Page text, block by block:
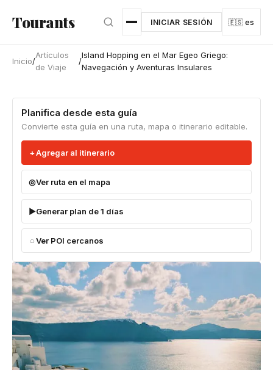
Tourants INICIAR SESIÓN 🇪🇸 es
Inicio/
Artículos
de Viaje
/
Island Hopping en el Mar Egeo Griego:
Navegación y Aventuras Insulares
Planifica desde esta guía
Convierte esta guía en una ruta, mapa o itinerario editable.
Agregar al itinerario
Ver ruta en el mapa
Generar plan de 1 días
Ver POI cercanos